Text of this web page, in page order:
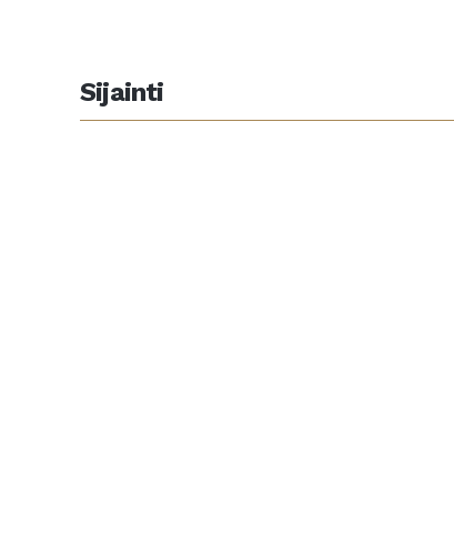
Sijainti